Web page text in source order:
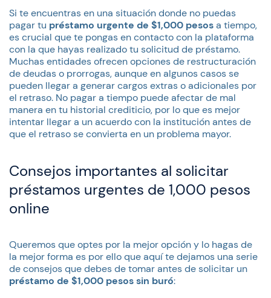
Si te encuentras en una situación donde no puedas
pagar tu préstamo urgente de $1,000 pesosa tiempo,
es crucial que te pongas en contacto con la plataforma
con la que hayas realizado tu solicitud de préstamo.
Muchas entidades ofrecen opciones de restructuración
de deudas o prorrogas, aunque en algunos casos se
pueden llegar a generar cargos extras o adicionales por
el retraso. No pagar a tiempo puede afectar de mal
manera en tu historial crediticio, por lo que es mejor
intentar llegar a un acuerdo con la institución antes de
que el retraso se convierta en un problema mayor.
Consejos importantes al solicitar
préstamos urgentes de 1,000 pesos
online
Queremos que optes por la mejor opción y lo hagas de
la mejor forma es por ello que aquí te dejamos una serie
de consejos que debes de tomar antes de solicitar un
préstamo de $1,000 pesos sin buró: